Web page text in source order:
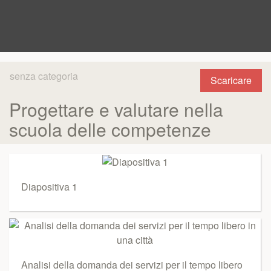
Scaricare
senza categoria
Progettare e valutare nella
scuola delle competenze
Diapositiva 1
Analisi della domanda dei servizi per il tempo libero